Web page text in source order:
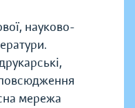
науково-
мережа